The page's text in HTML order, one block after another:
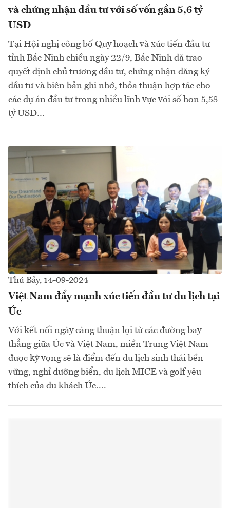
và chứng nhận đầu tư với số vốn gần 5,6 tỷ
USD
Tại Hội nghị công bố Quy hoạch và xúc tiến đầu tư
tỉnh Bắc Ninh chiều ngày 22/9, Bắc Ninh đã trao
quyết định chủ trương đầu tư, chứng nhận đăng ký
đầu tư và biên bản ghi nhớ, thỏa thuận hợp tác cho
các dự án đầu tư trong nhiều lĩnh vực với số hơn 5,58
tỷ USD…
Thứ Bảy, 14-09-2024
Việt Nam đẩy mạnh xúc tiến đầu tư du lịch tại
Úc
Với kết nối ngày càng thuận lợi từ các đường bay
thẳng giữa Úc và Việt Nam, miền Trung Việt Nam
được kỳ vọng sẽ là điểm đến du lịch sinh thái bền
vững, nghỉ dưỡng biển, du lịch MICE và golf yêu
thích của du khách Úc....